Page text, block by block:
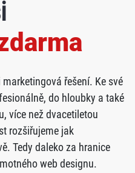
řešení. Ke své
do hloubky a také
více než dvacetiletou
rozšiřujeme jak
Tedy daleko za hranice
web designu.